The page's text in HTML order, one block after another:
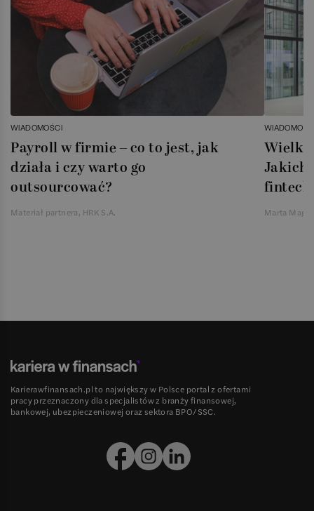
WIADOMOŚCI
Payroll w firmie – co to jest, jak
działa i czy warto go
outsourcować?
Materiał partnera, HRK S.A.
Jakich
Marta
Karierawfinansach.pl to największy w Polsce portal z ofertami
pracy przeznaczony dla specjalistów z branży finansowej,
bankowej, ubezpieczeniowej oraz sektora BPO/SSC.